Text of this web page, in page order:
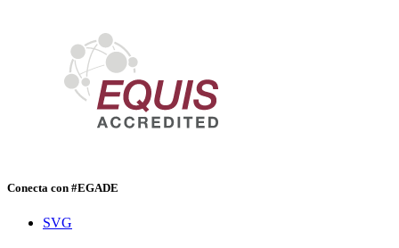
Conecta con #EGADE
SVG